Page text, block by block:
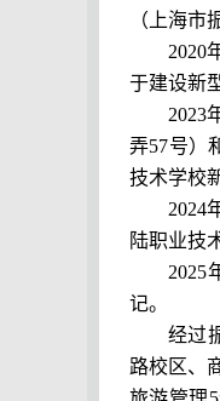
（上海市
2020
于建设新
2023
弄57号）
技术学校
2024
陆职业技
2025
记。
经过
路校区、